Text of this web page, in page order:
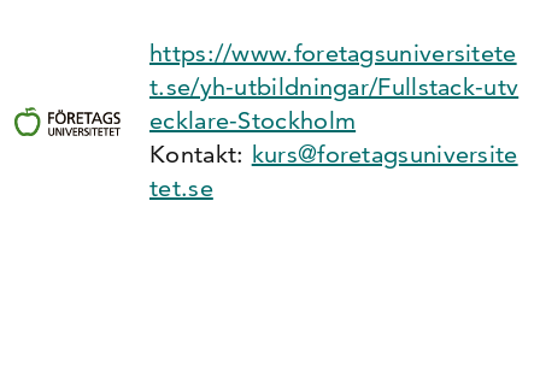
https://www.foretagsuniversitete
t.se/yh-utbildningar/Fullstack-utv
ecklare-Stockholm
Kontakt: kurs@foretagsuniversite
tet.se